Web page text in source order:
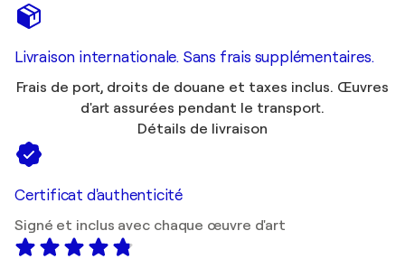
Livraison internationale. Sans frais supplémentaires.
Frais de port, droits de douane et taxes inclus. Œuvres
d'art assurées pendant le transport.
Détails de livraison
Certificat d'authenticité
Signé et inclus avec chaque œuvre d'art